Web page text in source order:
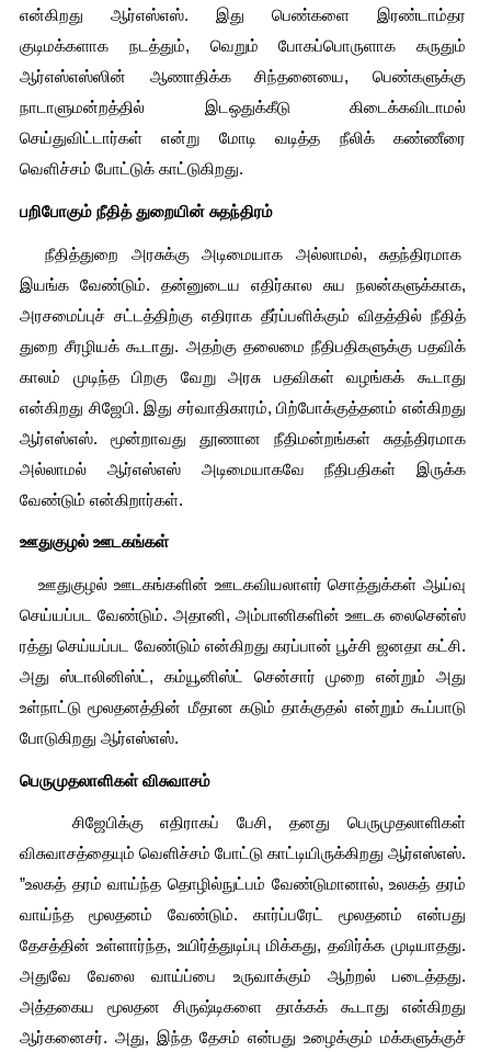
என்கிறது ஆர்எஸ்எஸ். இது பெண்களை இரண்டாம்தர
குடிமக்களாக நடத்தும், வெறும் போகப்பொருளாக கருதும்
ஆர்எஸ்எஸ்ஸின் ஆணாதிக்க சிந்தனையை, பெண்களுக்கு
நாடாளுமன்றத்தில் இடஒதுக்கீடு கிடைக்கவிடாமல்
செய்துவிட்டார்கள் என்று மோடி வடித்த நீலிக் கண்ணீரை
வெளிச்சம் போட்டுக் காட்டுகிறது.
பறிபோகும் நீதித் துறையின் சுதந்திரம்
இயங்க வேண்டும். தன்னுடைய எதிர்கால சுய நலன்களுக்காக,
அரசமைப்புச் சட்டத்திற்கு எதிராக தீர்ப்பளிக்கும் விதத்தில் நீதித்
துறை சீரழியக் கூடாது. அதற்கு தலைமை நீதிபதிகளுக்கு பதவிக்
காலம் முடிந்த பிறகு வேறு அரசு பதவிகள் வழங்கக் கூடாது
என்கிறது சிஜேபி. இது சர்வாதிகாரம், பிற்போக்குத்தனம் என்கிறது
ஆர்எஸ்எஸ். மூன்றாவது தூணான நீதிமன்றங்கள் சுதந்திரமாக
அல்லாமல் ஆர்எஸ்எஸ் அடிமையாகவே நீதிபதிகள் இருக்க
வேண்டும் என்கிறார்கள்.
ஊதுகுழல் ஊடகங்கள்
   ஊதுகுழல் ஊடகங்களின் ஊடகவியலாளர் சொத்துக்கள் ஆய்வு
செய்யப்பட வேண்டும். அதானி, அம்பானிகளின் ஊடக லைசென்ஸ்
ரத்து செய்யப்பட வேண்டும் என்கிறது கரப்பான் பூச்சி ஜனதா கட்சி.
அது ஸ்டாலினிஸ்ட், கம்யூனிஸ்ட் சென்சார் முறை என்றும் அது
உள்நாட்டு மூலதனத்தின் மீதான கடும் தாக்குதல் என்றும் கூப்பாடு
போடுகிறது ஆர்எஸ்எஸ்.
பெருமுதலாளிகள் விசுவாசம்
விசுவாசத்தையும் வெளிச்சம் போட்டு காட்டியிருக்கிறது ஆர்எஸ்எஸ்.
”உலகத் தரம் வாய்ந்த தொழில்நுட்பம் வேண்டுமானால், உலகத் தரம்
வாய்ந்த மூலதனம் வேண்டும். கார்ப்பரேட் மூலதனம் என்பது
தேசத்தின் உள்ளார்ந்த, உயிர்த்துடிப்பு மிக்கது, தவிர்க்க முடியாதது.
அதுவே வேலை வாய்ப்பை உருவாக்கும் ஆற்றல் படைத்தது.
அத்தகைய மூலதன சிருஷ்டிகளை தாக்கக் கூடாது என்கிறது
ஆர்கனைசர். அது, இந்த தேசம் என்பது உழைக்கும் மக்களுக்குச்